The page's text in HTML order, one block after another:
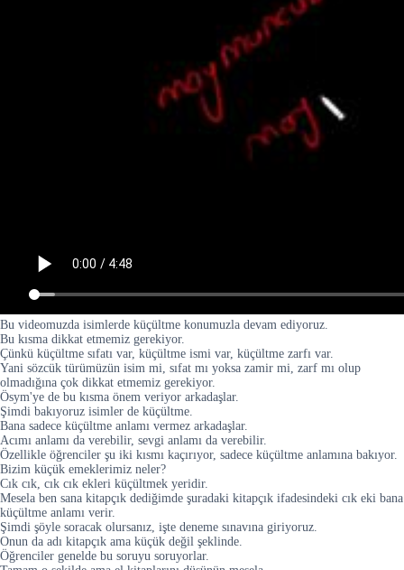
Bu videomuzda isimlerde küçültme konumuzla devam ediyoruz.
Bu kısma dikkat etmemiz gerekiyor.
Çünkü küçültme sıfatı var, küçültme ismi var, küçültme zarfı var.
Yani sözcük türümüzün isim mi, sıfat mı yoksa zamir mi, zarf mı olup
olmadığına çok dikkat etmemiz gerekiyor.
Ösym'ye de bu kısma önem veriyor arkadaşlar.
Şimdi bakıyoruz isimler de küçültme.
Bana sadece küçültme anlamı vermez arkadaşlar.
Acımı anlamı da verebilir, sevgi anlamı da verebilir.
Özellikle öğrenciler şu iki kısmı kaçırıyor, sadece küçültme anlamına bakıyor.
Bizim küçük emeklerimiz neler?
Cık cık, cık cık ekleri küçültmek yeridir.
Mesela ben sana kitapçık dediğimde şuradaki kitapçık ifadesindeki cık eki bana
küçültme anlamı verir.
Şimdi şöyle soracak olursanız, işte deneme sınavına giriyoruz.
Onun da adı kitapçık ama küçük değil şeklinde.
Öğrenciler genelde bu soruyu soruyorlar.